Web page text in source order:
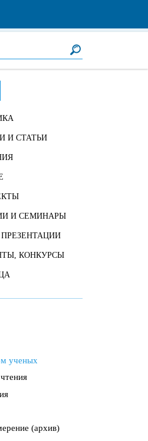
И СТАТЬИ
И СЕМИНАРЫ
КОНКУРСЫ
ученых
(архив)